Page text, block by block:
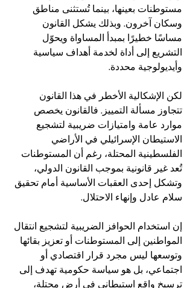
مستوطنات بعينها، بينما تُستثنى مناطق
وسكان آخرون. وبذلك يشكل القانون
مساسًا خطيرًا بمبدأ المساواة ويحوّل
التشريع إلى أداة لخدمة أهداف سياسية
وأيديولوجية محددة.
لكن الإشكالية الأخطر في هذا القانون
تتجاوز مسألة التمييز. فالقانون يخصص
موارد عامة وامتيازات ضريبية لتشجيع
الاستيطان الإسرائيلي في الأراضي
الفلسطينية المحتلة، رغم أن المستوطنات
تُعد غير قانونية بموجب القانون الدولي،
وتشكل إحدى العقبات الأساسية أمام تحقيق
سلام عادل وإنهاء الاحتلال.
إن استخدام الحوافز الضريبية لتشجيع انتقال
المواطنين إلى المستوطنات أو تعزيز بقائها
وتوسعها ليس مجرد قرار اقتصادي أو
اجتماعي، بل هو سياسة حكومية تهدف إلى
ترسيخ واقع استيطاني في أرض محتلة،